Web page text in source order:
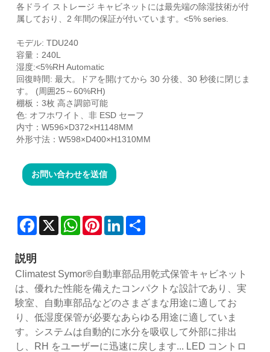
各ドライ ストレージ キャビネットには最先端の除湿技術が付
属しており、2 年間の保証が付いています。<5% series.
モデル: TDU240
容量：240L
湿度:<5%RH Automatic
回復時間: 最大。ドアを開けてから 30 分後、30 秒後に閉じま
す。 (周囲25～60%RH)
棚板：3枚 高さ調節可能
色: オフホワイト、非 ESD セーフ
内寸：W596×D372×H1148MM
外形寸法：W598×D400×H1310MM
お問い合わせを送信
Facebook
X WhatsAppPinterestLinkedIn
説明
Climatest Symor®自動車部品用乾式保管キャビネット
は、優れた性能を備えたコンパクトな設計であり、実
験室、自動車部品などのさまざまな用途に適してお
り、低湿度保管が必要なあらゆる用途に適していま
す。システムは自動的に水分を吸収して外部に排出
し、RH をユーザーに迅速に戻します... LED コントロ